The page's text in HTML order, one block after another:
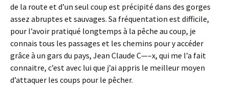
de la route et d’un seul coup est précipité dans des gorges
assez abruptes et sauvages. Sa fréquentation est difficile,
pour l’avoir pratiqué longtemps à la pêche au coup, je
connais tous les passages et les chemins pour y accéder
grâce à un gars du pays, Jean Claude C—–x, qui me l’a fait
connaitre, c’est avec lui que j’ai appris le meilleur moyen
d’attaquer les coups pour le pêcher.